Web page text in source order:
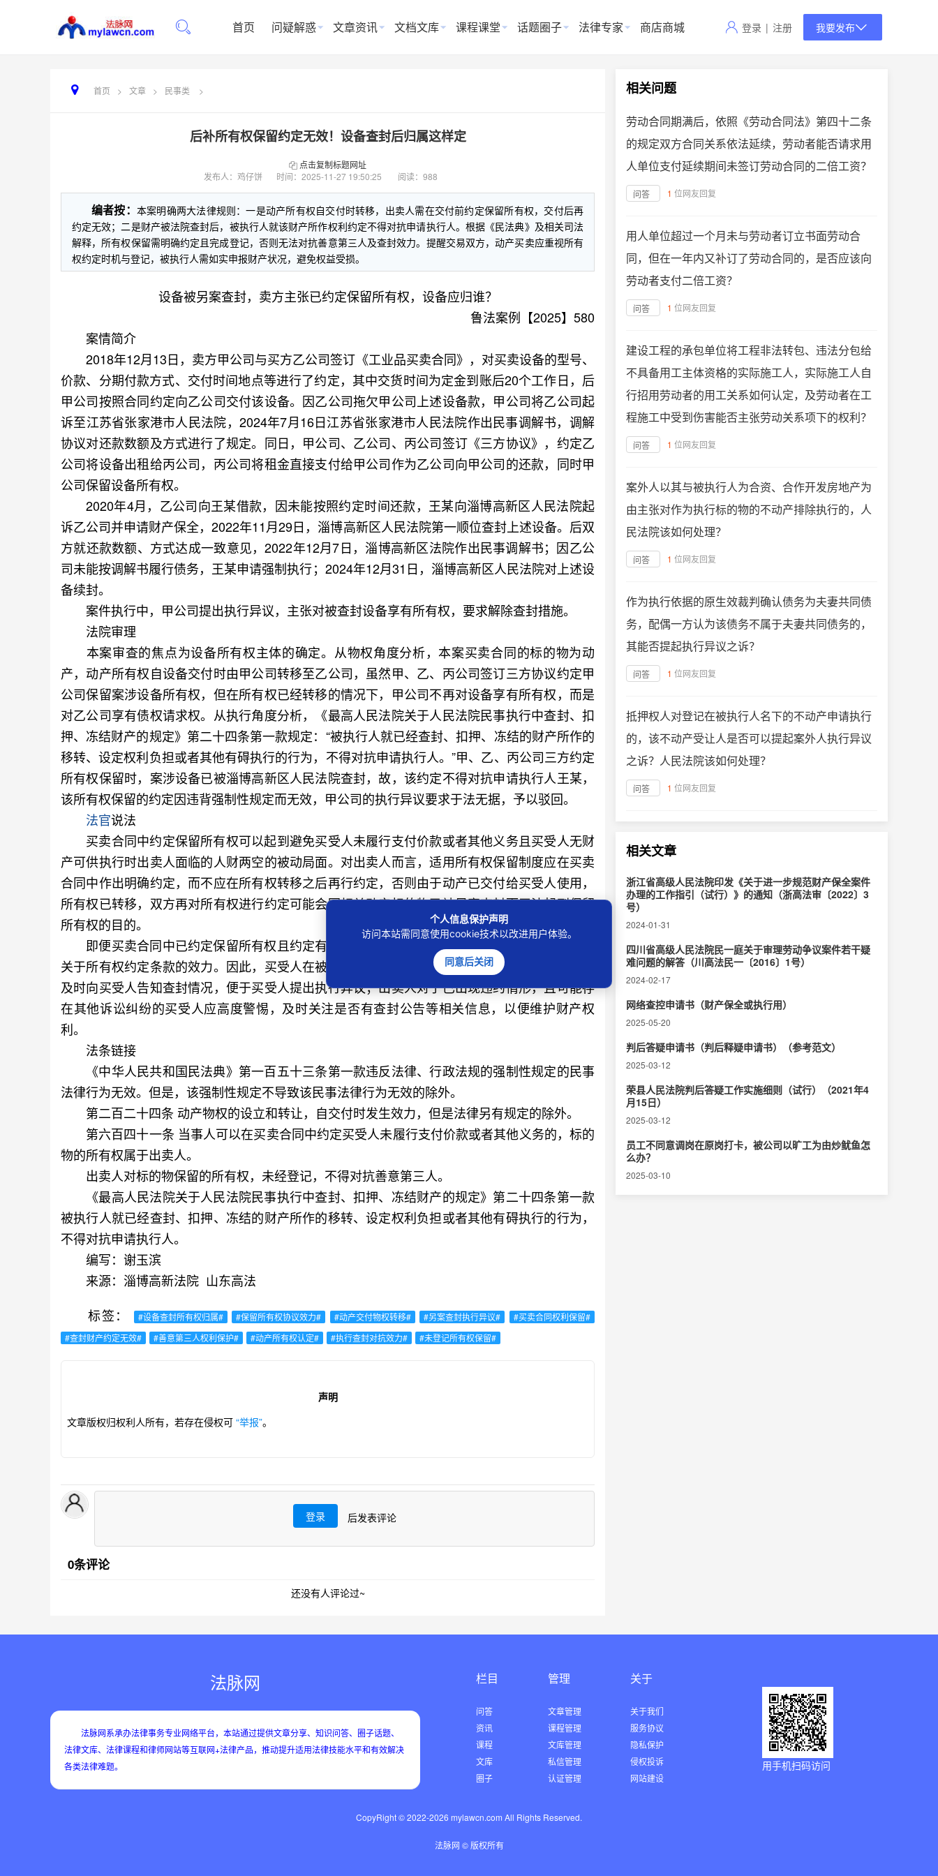
首页 问疑解惑 文章资讯 文档文库 课程课堂 话题圈子 法律专家 商店商城 登录 | 注册 我要发布
首页 > 文章 > 民事类 >
后补所有权保留约定无效！设备查封后归属这样定
点击复制标题网址
发布人：鸡仔饼
时间： 2025-11-27 19:50:25 阅读：988
编者按： 本案明确两大法律规则：一是动产所有权自交付时转移，出卖人需在交付前约定保留所有权，交付后再
约定无效；二是财产被法院查封后，被执行人就该财产所作权利约定不得对抗申请执行人。根据《民法典》及相关司法
解释，所有权保留需明确约定且完成登记，否则无法对抗善意第三人及查封效力。提醒交易双方，动产买卖应重视所有
权约定时机与登记，被执行人需如实申报财产状况，避免权益受损。
设备被另案查封，卖方主张已约定保留所有权，设备应归谁？
鲁法案例【2025】580
案情简介
2018年12月13日，卖方甲公司与买方乙公司签订《工业品买卖合同》，对买卖设备的型号、
价款、分期付款方式、交付时间地点等进行了约定，其中交货时间为定金到账后20个工作日，后
甲公司按照合同约定向乙公司交付该设备。因乙公司拖欠甲公司上述设备款，甲公司将乙公司起
诉至江苏省张家港市人民法院，2024年7月16日江苏省张家港市人民法院作出民事调解书，调解
协议对还款数额及方式进行了规定。同日，甲公司、乙公司、丙公司签订《三方协议》，约定乙
公司将设备出租给丙公司，丙公司将租金直接支付给甲公司作为乙公司向甲公司的还款，同时甲
公司保留设备所有权。
2020年4月，乙公司向王某借款，因未能按照约定时间还款，王某向淄博高新区人民法院起
诉乙公司并申请财产保全，2022年11月29日，淄博高新区人民法院第一顺位查封上述设备。后双
方就还款数额、方式达成一致意见，2022年12月7日，淄博高新区法院作出民事调解书；因乙公
司未能按调解书履行债务，王某申请强制执行；2024年12月31日，淄博高新区人民法院对上述设
备续封。
案件执行中，甲公司提出执行异议，主张对被查封设备享有所有权，要求解除查封措施。
法院审理
本案审查的焦点为设备所有权主体的确定。从物权角度分析，本案买卖合同的标的物为动
产，动产所有权自设备交付时由甲公司转移至乙公司，虽然甲、乙、丙公司签订三方协议约定甲
公司保留案涉设备所有权，但在所有权已经转移的情况下，甲公司不再对设备享有所有权，而是
对乙公司享有债权请求权。从执行角度分析，《最高人民法院关于人民法院民事执行中查封、扣
押、冻结财产的规定》第二十四条第一款规定：“被执行人就已经查封、扣押、冻结的财产所作的
移转、设定权利负担或者其他有碍执行的行为，不得对抗申请执行人。”甲、乙、丙公司三方约定
所有权保留时，案涉设备已被淄博高新区人民法院查封，故，该约定不得对抗申请执行人王某，
该所有权保留的约定因违背强制性规定而无效，甲公司的执行异议要求于法无据，予以驳回。
法官说法
买卖合同中约定保留所有权可以起到避免买受人未履行支付价款或者其他义务且买受人无财
产可供执行时出卖人面临的人财两空的被动局面。对出卖人而言，适用所有权保留制度应在买卖
合同中作出明确约定，而不应在所有权转移之后再行约定，否则由于动产已交付给买受人使用，
所有权已转移，双方再对所有权进行约定可能会因相关动产标的物已被另案查封而无法起到保留
所有权的目的。
即便买卖合同中已约定保留所有权且约定有效，但动产被法院另案查封也会影响买卖合同中
关于所有权约定条款的效力。因此，买受人在被另案查封财产时应如实向法院陈述所有权情况，
及时向买受人告知查封情况，便于买受人提出执行异议；出卖人对于已出现违约情形，且可能存
在其他诉讼纠纷的买受人应高度警惕，及时关注是否有查封公告等相关信息，以便维护财产权
利。
法条链接
《中华人民共和国民法典》第一百五十三条第一款违反法律、行政法规的强制性规定的民事
法律行为无效。但是，该强制性规定不导致该民事法律行为无效的除外。
第二百二十四条 动产物权的设立和转让，自交付时发生效力，但是法律另有规定的除外。
第六百四十一条 当事人可以在买卖合同中约定买受人未履行支付价款或者其他义务的，标的
物的所有权属于出卖人。
出卖人对标的物保留的所有权，未经登记，不得对抗善意第三人。
《最高人民法院关于人民法院民事执行中查封、扣押、冻结财产的规定》第二十四条第一款
被执行人就已经查封、扣押、冻结的财产所作的移转、设定权利负担或者其他有碍执行的行为，
不得对抗申请执行人。
编写：谢玉滨
来源：淄博高新法院 山东高法
标签：
#设备查封所有权归属# #保留所有权协议效力# #动产交付物权转移# #另案查封执行异议#
#买卖合同权利保留#
#查封财产约定无效#
#善意第三人权利保护# #动产所有权认定# #执行查封对抗效力# #未登记所有权保留#
声明
文章版权归权利人所有，若存在侵权可 “举报”。
登录 后发表评论
0条评论
还没有人评论过~
相关问题
劳动合同期满后，依照《劳动合同法》第四十二条
的规定双方合同关系依法延续，劳动者能否请求用
人单位支付延续期间未签订劳动合同的二倍工资？
问答 1 位网友回复
用人单位超过一个月未与劳动者订立书面劳动合
同，但在一年内又补订了劳动合同的，是否应该向
劳动者支付二倍工资？
问答 1 位网友回复
建设工程的承包单位将工程非法转包、违法分包给
不具备用工主体资格的实际施工人，实际施工人自
行招用劳动者的用工关系如何认定，及劳动者在工
程施工中受到伤害能否主张劳动关系项下的权利？
问答 1 位网友回复
案外人以其与被执行人为合资、合作开发房地产为
由主张对作为执行标的物的不动产排除执行的，人
民法院该如何处理？
问答 1 位网友回复
作为执行依据的原生效裁判确认债务为夫妻共同债
务，配偶一方认为该债务不属于夫妻共同债务的，
其能否提起执行异议之诉？
问答 1 位网友回复
抵押权人对登记在被执行人名下的不动产申请执行
的，该不动产受让人是否可以提起案外人执行异议
之诉？人民法院该如何处理？
问答 1 位网友回复
相关文章
浙江省高级人民法院印发《关于进一步规范财产保全案件
办理的工作指引（试行）》的通知（浙高法审〔2022〕3
号）
2024-01-31
四川省高级人民法院民一庭关于审理劳动争议案件若干疑
难问题的解答（川高法民一〔2016〕1号）
2024-02-17
网络查控申请书（财产保全或执行用）
2025-05-20
判后答疑申请书（判后释疑申请书）（参考范文）
2025-03-12
荣县人民法院判后答疑工作实施细则（试行）（2021年4
月15日）
2025-03-12
员工不同意调岗在原岗打卡，被公司以旷工为由炒鱿鱼怎
么办？
2025-03-10
法脉网
法脉网系承办法律事务专业网络平台，本站通过提供文章分享、知识问答、圈子话题、
法律文库、法律课程和律师网站等互联网+法律产品，推动提升适用法律技能水平和有效解决
各类法律难题。
栏目
问答
资讯
课程
文库
圈子
管理
文章管理
课程管理
文库管理
私信管理
认证管理
关于
关于我们
服务协议
隐私保护
侵权投诉
网站建设
用手机扫码访问
CopyRight © 2022-2026 mylawcn.com All Rights Reserved.
法脉网 © 版权所有
个人信息保护声明
访问本站需同意使用cookie技术以改进用户体验。
同意后关闭